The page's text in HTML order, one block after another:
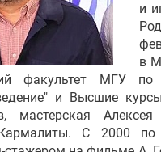
и
в
факультет МГУ по
и Высшие
мастерская
С 2000 по